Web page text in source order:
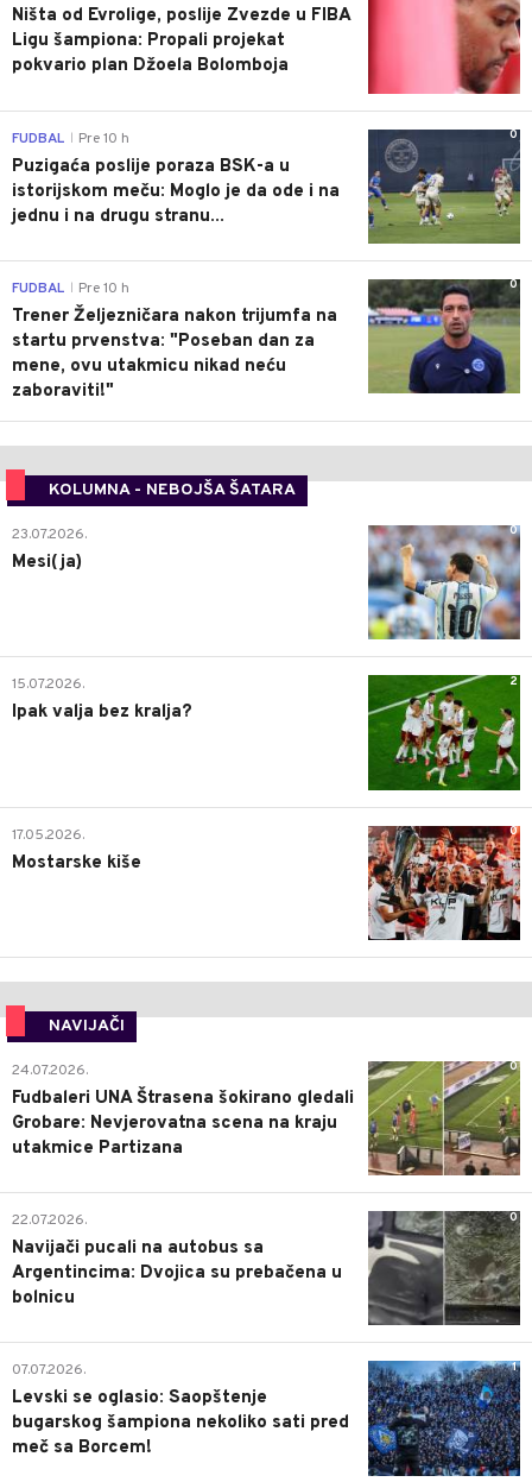
Ništa od Evrolige, poslije Zvezde u FIBA
Ligu šampiona: Propali projekat
pokvario plan Džoela Bolomboja
0
FUDBAL Pre 10 h
Puzigaća poslije poraza BSK-a u
istorijskom meču: Moglo je da ode i na
jednu i na drugu stranu...
0
FUDBAL Pre 10 h
Trener Željezničara nakon trijumfa na
startu prvenstva: "Poseban dan za
mene, ovu utakmicu nikad neću
zaboraviti!"
KOLUMNA - NEBOJŠA ŠATARA
0
23.07.2026.
Mesi(ja)
2
15.07.2026.
Ipak valja bez kralja?
0
17.05.2026.
Mostarske kiše
NAVIJAČI
0
24.07.2026.
Fudbaleri UNA Štrasena šokirano gledali
Grobare: Nevjerovatna scena na kraju
utakmice Partizana
0
22.07.2026.
Navijači pucali na autobus sa
Argentincima: Dvojica su prebačena u
bolnicu
1
07.07.2026.
Levski se oglasio: Saopštenje
bugarskog šampiona nekoliko sati pred
meč sa Borcem!